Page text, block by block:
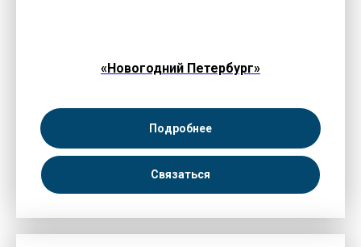
«Новогодний Петербург»
Подробнее
Связаться